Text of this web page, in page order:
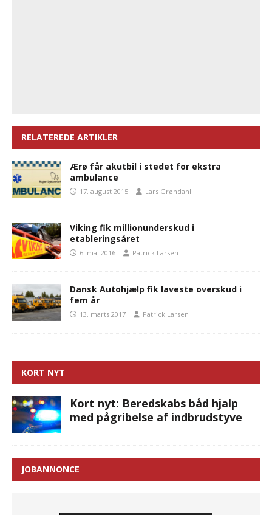
RELATEREDE ARTIKLER
Ærø får akutbil i stedet for ekstra
ambulance
17. august 2015 Lars Grøndahl
Viking fik millionunderskud i
etableringsåret
6. maj 2016 Patrick Larsen
Dansk Autohjælp fik laveste overskud i
fem år
13. marts 2017 Patrick Larsen
KORT NYT
Kort nyt: Beredskabs båd hjalp
med pågribelse af indbrudstyve
JOBANNONCE